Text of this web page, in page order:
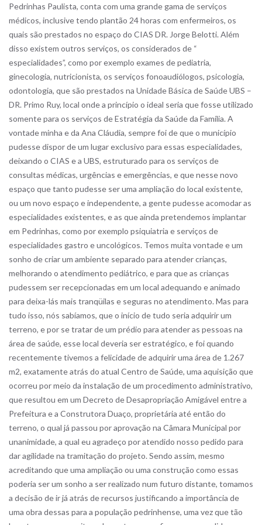
Pedrinhas Paulista, conta com uma grande gama de serviços
médicos, inclusive tendo plantão 24 horas com enfermeiros, os
quais são prestados no espaço do CIAS DR. Jorge Belotti. Além
disso existem outros serviços, os considerados de “
especialidades”, como por exemplo exames de pediatria,
ginecologia, nutricionista, os serviços fonoaudiólogos, psicologia,
odontologia, que são prestados na Unidade Básica de Saúde UBS –
DR. Primo Ruy, local onde a princípio o ideal seria que fosse utilizado
somente para os serviços de Estratégia da Saúde da Família. A
vontade minha e da Ana Cláudia, sempre foi de que o município
pudesse dispor de um lugar exclusivo para essas especialidades,
deixando o CIAS e a UBS, estruturado para os serviços de
consultas médicas, urgências e emergências, e que nesse novo
espaço que tanto pudesse ser uma ampliação do local existente,
ou um novo espaço e independente, a gente pudesse acomodar as
especialidades existentes, e as que ainda pretendemos implantar
em Pedrinhas, como por exemplo psiquiatria e serviços de
especialidades gastro e uncológicos. Temos muita vontade e um
sonho de criar um ambiente separado para atender crianças,
melhorando o atendimento pediátrico, e para que as crianças
pudessem ser recepcionadas em um local adequando e animado
para deixa-lás mais tranqüilas e seguras no atendimento. Mas para
tudo isso, nós sabíamos, que o início de tudo seria adquirir um
terreno, e por se tratar de um prédio para atender as pessoas na
área de saúde, esse local deveria ser estratégico, e foi quando
recentemente tivemos a felicidade de adquirir uma área de 1.267
m2, exatamente atrás do atual Centro de Saúde, uma aquisição que
ocorreu por meio da instalação de um procedimento administrativo,
que resultou em um Decreto de Desapropriação Amigável entre a
Prefeitura e a Construtora Duaço, proprietária até então do
terreno, o qual já passou por aprovação na Câmara Municipal por
unanimidade, a qual eu agradeço por atendido nosso pedido para
dar agilidade na tramitação do projeto. Sendo assim, mesmo
acreditando que uma ampliação ou uma construção como essas
poderia ser um sonho a ser realizado num futuro distante, tomamos
a decisão de ir já atrás de recursos justificando a importância de
uma obra dessas para a população pedrinhense, uma vez que tão